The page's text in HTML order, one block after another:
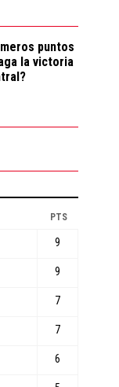
puntos
la victoria